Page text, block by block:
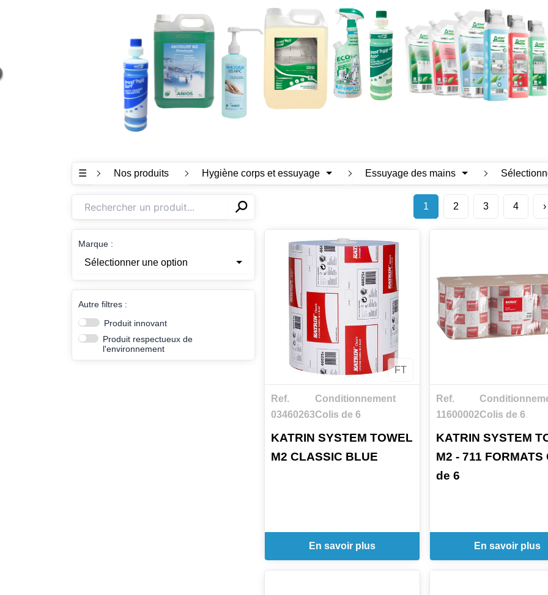
☰ Nos produits Hygiène corps et essuyage Essuyage des mains
✕⚲ 1 2 3 4 ›
Marque :
Sélectionner une option
Autre filtres :
Produit innovant
Produit respectueux de
l'environnement
FT
Ref.
03460263
Conditionnement
Colis de 6
KATRIN SYSTEM TOWEL
M2 CLASSIC BLUE
En savoir plus
Ref.
11600002Colis de 6
KATRIN SYSTEM
M2 - 711 FORMATS
de 6
En savoir plus